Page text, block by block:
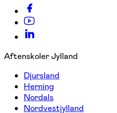
Aftenskoler Jylland
Djursland
Herning
Nordals
Nordvestjylland